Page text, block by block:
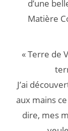
d’une
Matière
« Terre de
J’ai
aux mains
dire, mes